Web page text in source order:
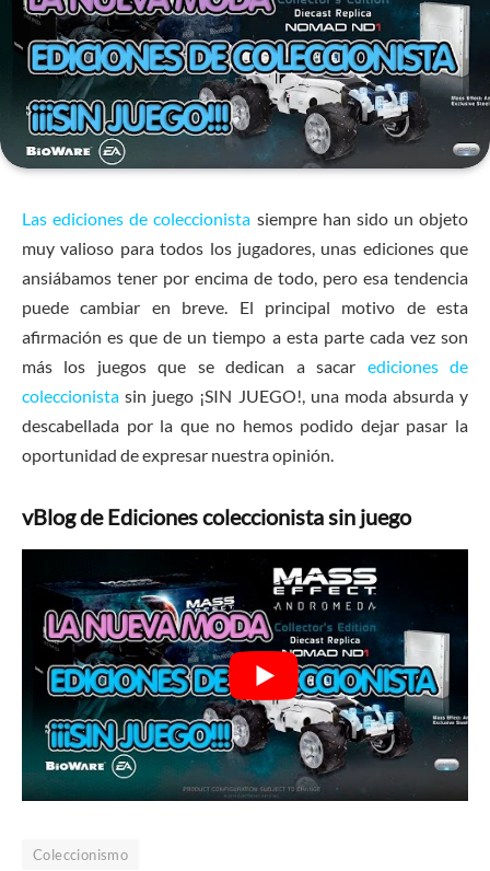
Las ediciones de coleccionista siempre han sido un objeto
muy valioso para todos los jugadores, unas ediciones que
ansiábamos tener por encima de todo, pero esa tendencia
puede cambiar en breve. El principal motivo de esta
afirmación es que de un tiempo a esta parte cada vez son
más los juegos que se dedican a sacar ediciones de
coleccionista sin juego ¡SIN JUEGO!, una moda absurda y
descabellada por la que no hemos podido dejar pasar la
oportunidad de expresar nuestra opinión.
vBlog de Ediciones coleccionista sin juego
Coleccionismo